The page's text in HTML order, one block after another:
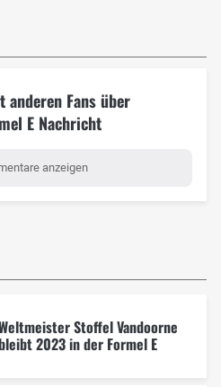
Fans über
E Nachricht
anzeigen
Stoffel Vandoorne
2023 in der Formel E